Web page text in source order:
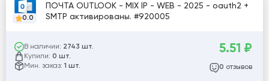
0.0
ПОЧТА OUTLOOK - MIX IP - WEB - 2025 - oauth2 +
SMTP активированы. #920005
В наличии: 2743 шт.
Купили: 0 шт.
Мин. заказ: 1 шт.
5.51 ₽
0 отзывов